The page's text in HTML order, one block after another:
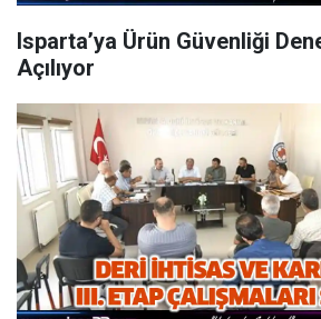
Isparta’ya Ürün Güvenliği
Açılıyor